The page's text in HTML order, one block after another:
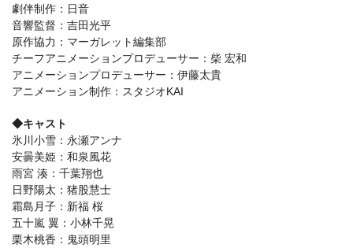
劇伴制作：日音
音響監督：吉田光平
原作協力：マーガレット編集部
チーフアニメーションプロデューサー：柴 宏和
アニメーションプロデューサー：伊藤太貴
アニメーション制作：スタジオKAI
◆キャスト
氷川小雪：永瀬アンナ
安曇美姫：和泉風花
雨宮 湊：千葉翔也
日野陽太：猪股慧士
霜島月子：新福 桜
五十嵐 翼：小林千晃
栗木桃香：鬼頭明里